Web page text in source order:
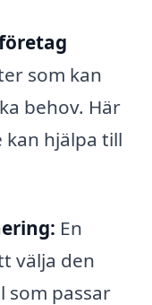
som kan
behov. Här
kan hjälpa till
En
välja den
som passar